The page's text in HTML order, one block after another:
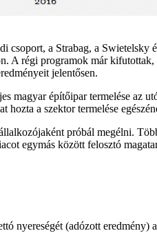
a Strabag, a Swietelsky
régi programok már
jelentősen.
magyar építőipar termelése
a szektor termelése
próbál megélni.
egymás között felosztó
nyereségét (adózott